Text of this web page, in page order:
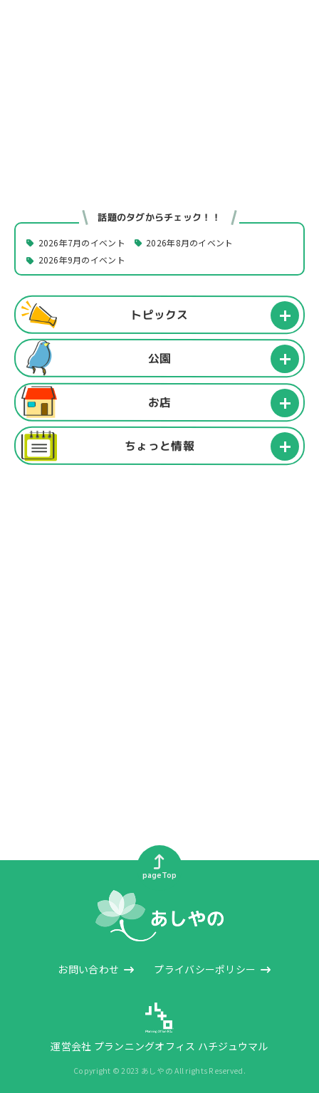
話題のタグからチェック！！
2026年7月のイベント
2026年8月のイベント
2026年9月のイベント
トピックス
公園
お店
ちょっと情報
お問い合わせ プライバシーポリシー
運営会社 プランニングオフィス ハチジュウマル
Copyright © 2023 あしやの All rights Reserved.
pageTop